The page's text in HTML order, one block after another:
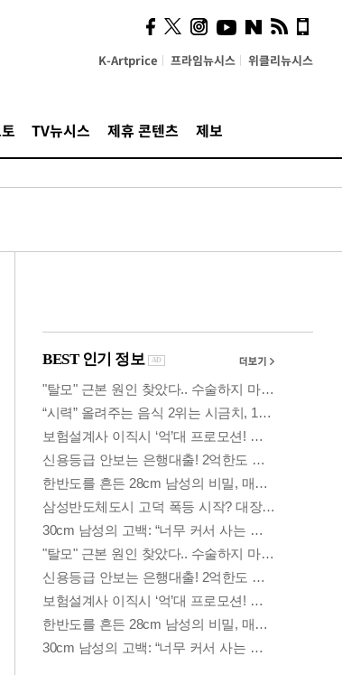
K-Artprice 프라임뉴시스 위클리뉴시스
TV뉴시스 제휴 콘텐츠 제보
사이 해답 찾았죠"…알을
깨고 나온 '초자아'